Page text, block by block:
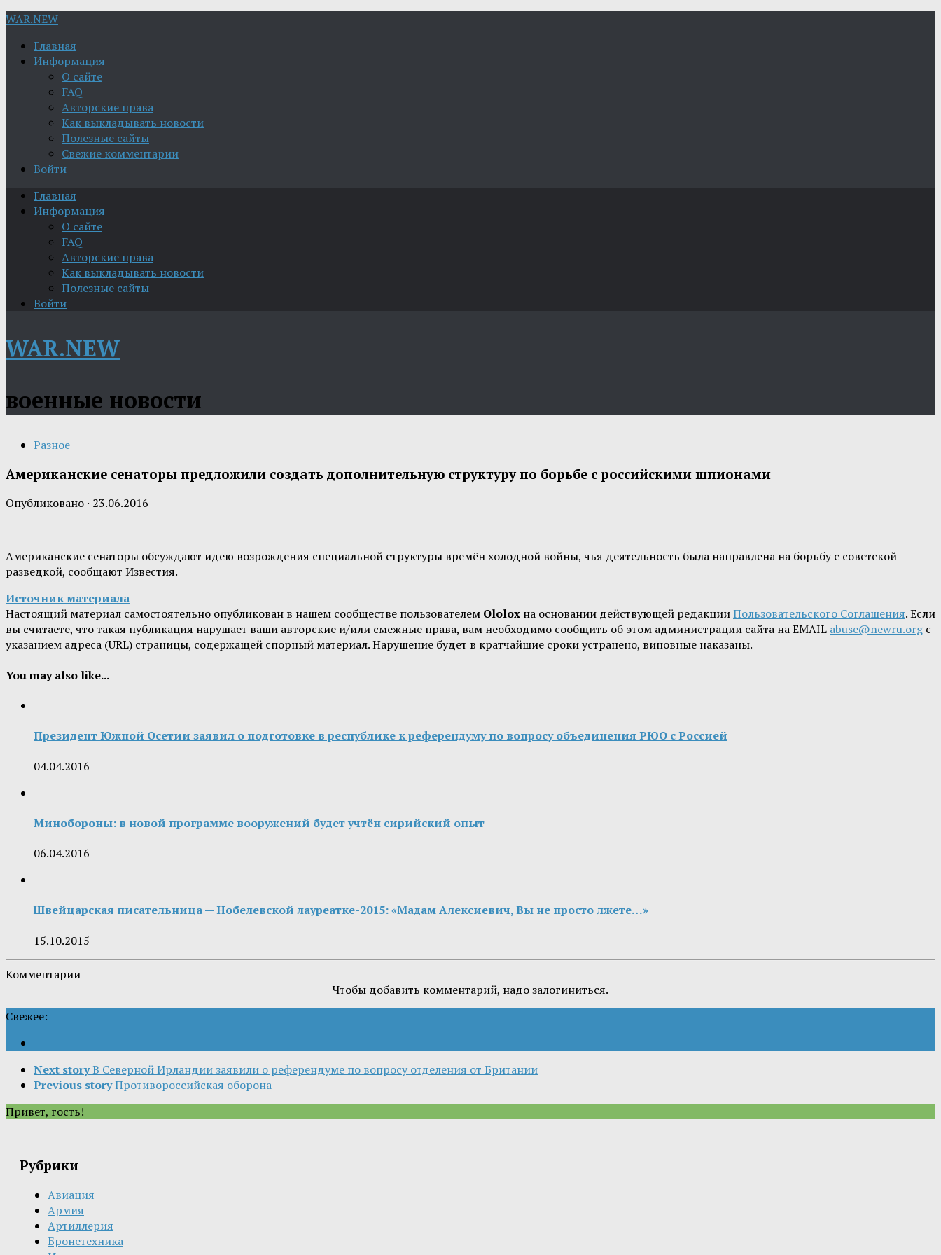
WAR.NEW
Главная
Информация
О сайте
FAQ
Авторские права
Как выкладывать новости
Полезные сайты
Свежие комментарии
Войти
Главная
Информация
О сайте
FAQ
Авторские права
Как выкладывать новости
Полезные сайты
Войти
WAR.NEW
военные новости
Разное
Американские сенаторы предложили создать дополнительную структуру по борьбе с российскими шпионами
Опубликовано · 23.06.2016
Американские сенаторы обсуждают идею возрождения специальной структуры времён холодной войны, чья деятельность была направлена на борьбу с советской
разведкой, сообщают Известия.
Источник материала
Настоящий материал самостоятельно опубликован в нашем сообществе пользователем Ololox на основании действующей редакцииПользовательского Соглашения. Если
вы считаете, что такая публикация нарушает ваши авторские и/или смежные права, вам необходимо сообщить об этом администрации сайта на EMAIL abuse@newru.orgс
указанием адреса (URL) страницы, содержащей спорный материал. Нарушение будет в кратчайшие сроки устранено, виновные наказаны.
You may also like...
Президент Южной Осетии заявил о подготовке в республике к референдуму по вопросу объединения РЮО с Россией
04.04.2016
Минобороны: в новой программе вооружений будет учтён сирийский опыт
06.04.2016
Швейцарская писательница — Нобелевской лауреатке-2015: «Мадам Алексиевич, Вы не просто лжете…»
15.10.2015
Комментарии
Чтобы добавить комментарий, надо залогиниться.
Свежее:
Next storyВ Северной Ирландии заявили о референдуме по вопросу отделения от Британии
Previous storyПротивороссийская оборона
Привет, гость!
Рубрики
Авиация
Армия
Артиллерия
Бронетехника